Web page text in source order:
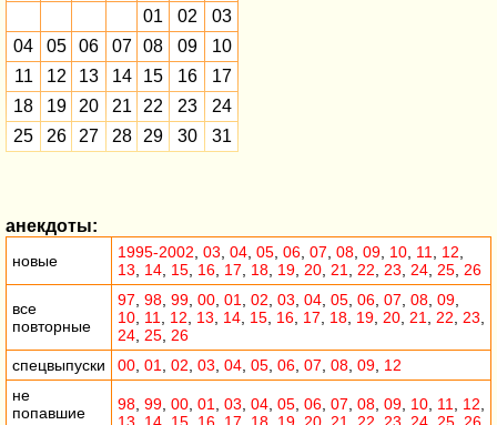
01
02
03
04
05 06 07 08 09
10
11
12 13 14 15 16
17
18
19 20 21 22 23
24
25
26 27 28 29 30 31
анекдоты:
новые 1995-2002 03 04 05 06 07 08 09 10 11 12
13
14 15 16 17 18 19 20 21 22 23 24 25 26
все
повторные
97 98 99 00 01 02 03 04 05 06 07 08 09
10 11 12 13 14 15 16 17 18 19 20 21 22 23
24 25 26
спецвыпуски
00 01 02 03 04 05 06 07 08 09 12
не
попавшие
98 99 00 01 03 04 05 06 07 08 09 10 11 12